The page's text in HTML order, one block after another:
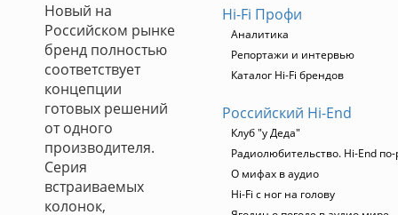
Новый на
Российском рынке
бренд полностью
соответствует
концепции
готовых решений
от одного
производителя.
Серия
встраиваемых
колонок,
Hi-Fi Профи
Аналитика
Репортажи и интервью
Каталог Hi-Fi брендов
Российский Hi-End
Клуб "у Деда"
Радиолюбительство. Hi-End по-
О мифах в аудио
Hi-Fi с ног на голову